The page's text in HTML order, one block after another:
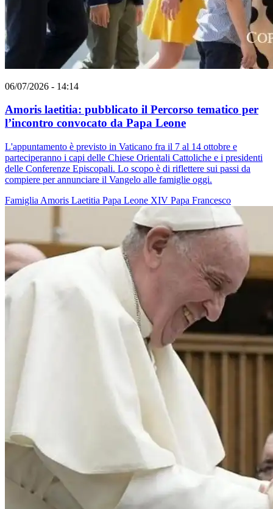
06/07/2026 - 14:14
Amoris laetitia: pubblicato il Percorso tematico per
l’incontro convocato da Papa Leone
L'appuntamento è previsto in Vaticano fra il 7 al 14 ottobre e
parteciperanno i capi delle Chiese Orientali Cattoliche e i presidenti
delle Conferenze Episcopali. Lo scopo è di riflettere sui passi da
compiere per annunciare il Vangelo alle famiglie oggi.
Famiglia Amoris Laetitia Papa Leone XIV Papa Francesco